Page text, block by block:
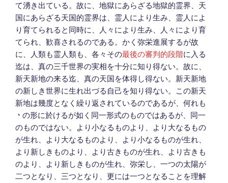
て湧き出ている。故に、地獄にあらざる地獄的霊界、天
国にあらざる天国的霊界は、霊人により生み、霊人によ
り育てられると同時に、人々により生み、人々により育
てられ、歓喜されるのである。かく弥栄進展するが故
に、人類も霊人類も、各々その最後の審判的段階に入る
迄は、真の三千世界の実相を十分に知り得ない。故に、
新天新地の来る迄、真の天国を体得し得ない。新天新地
の新しき世界に生れ出づる自己を知り得ない。この新天
新地は幾度となく繰り返されているのであるが、何れも
の形に於けるが如く同一形式のものではあるが、同一
のものではない。より小なるものより、より大なるもの
が生れ、より大なるものより、より小なるものが生れ、
より新しきものより、より古きものが生れ、より古きも
のより、より新しきものが生れ、弥栄し、一つの太陽が
二つとなり、三つとなり、更には一つとなることを理解